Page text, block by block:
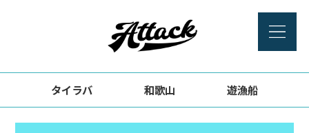
タイラバ 和歌山 遊漁船